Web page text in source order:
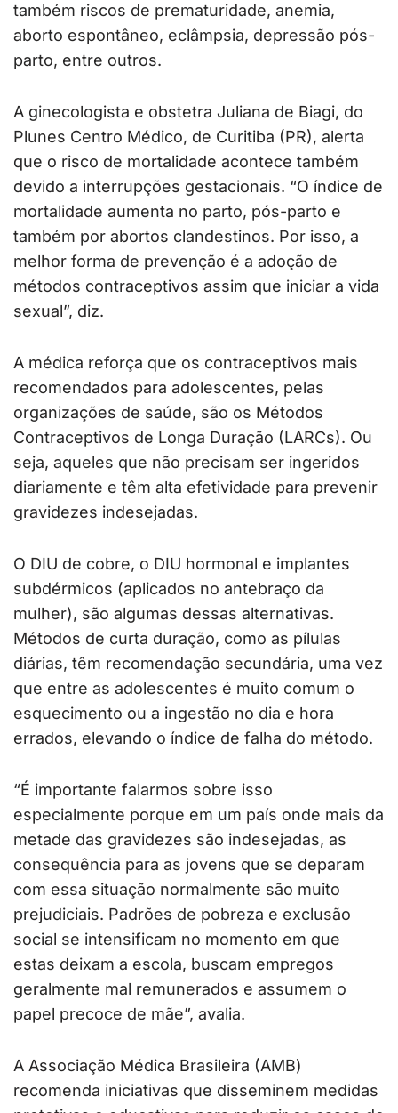
também riscos de prematuridade, anemia,
aborto espontâneo, eclâmpsia, depressão pós-
parto, entre outros.
A ginecologista e obstetra Juliana de Biagi, do
Plunes Centro Médico, de Curitiba (PR), alerta
que o risco de mortalidade acontece também
devido a interrupções gestacionais. “O índice de
mortalidade aumenta no parto, pós-parto e
também por abortos clandestinos. Por isso, a
melhor forma de prevenção é a adoção de
métodos contraceptivos assim que iniciar a vida
sexual”, diz.
A médica reforça que os contraceptivos mais
recomendados para adolescentes, pelas
organizações de saúde, são os Métodos
Contraceptivos de Longa Duração (LARCs). Ou
seja, aqueles que não precisam ser ingeridos
diariamente e têm alta efetividade para prevenir
gravidezes indesejadas.
O DIU de cobre, o DIU hormonal e implantes
subdérmicos (aplicados no antebraço da
mulher), são algumas dessas alternativas.
Métodos de curta duração, como as pílulas
diárias, têm recomendação secundária, uma vez
que entre as adolescentes é muito comum o
esquecimento ou a ingestão no dia e hora
errados, elevando o índice de falha do método.
“É importante falarmos sobre isso
especialmente porque em um país onde mais da
metade das gravidezes são indesejadas, as
consequência para as jovens que se deparam
com essa situação normalmente são muito
prejudiciais. Padrões de pobreza e exclusão
social se intensificam no momento em que
estas deixam a escola, buscam empregos
geralmente mal remunerados e assumem o
papel precoce de mãe”, avalia.
A Associação Médica Brasileira (AMB)
recomenda iniciativas que disseminem medidas